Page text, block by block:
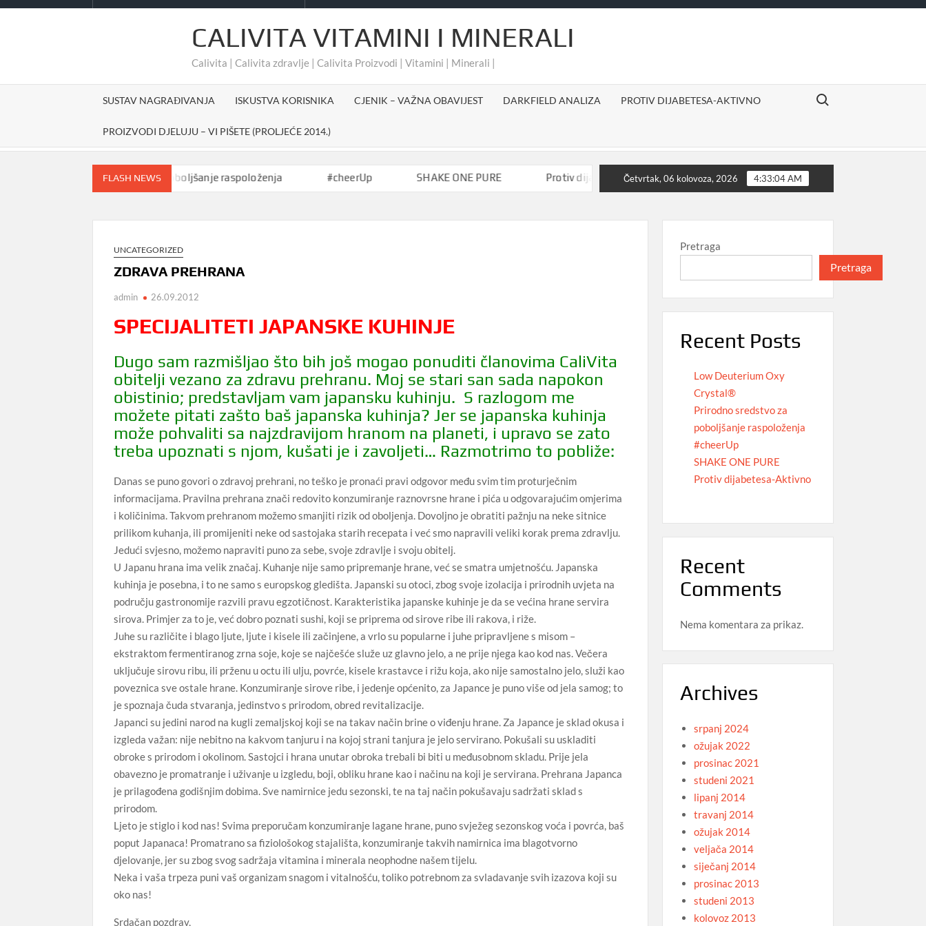
CALIVITA VITAMINI I MINERALI
Calivita | Calivita zdravlje | Calivita Proizvodi | Vitamini | Minerali |
SUSTAV NAGRAĐIVANJA ISKUSTVA KORISNIKA CJENIK – VAŽNA OBAVIJEST DARKFIELD ANALIZA PROTIV DIJABETESA-AKTIVNO
PROIZVODI DJELUJU – VI PIŠETE (PROLJEĆE 2014.)
Search for:
FLASH NEWS
Prirodno sredstvo za poboljšanje raspoloženja #cheerUp SHAKE ONE PURE Protiv dijabetesa-Aktivno Izvor sigurne i ugodne mirovine
Četvrtak, 06 kolovoza, 2026 4:33:04 AM
UNCATEGORIZED
ZDRAVA PREHRANA
admin 26.09.2012
SPECIJALITETI JAPANSKE KUHINJE
Dugo sam razmišljao što bih još mogao ponuditi članovima CaliVita
obitelji vezano za zdravu prehranu. Moj se stari san sada napokon
obistinio; predstavljam vam japansku kuhinju. S razlogom me
možete pitati zašto baš japanska kuhinja? Jer se japanska kuhinja
može pohvaliti sa najzdravijom hranom na planeti, i upravo se zato
treba upoznati s njom, kušati je i zavoljeti… Razmotrimo to pobliže:
Danas se puno govori o zdravoj prehrani, no teško je pronaći pravi odgovor među svim tim proturječnim
informacijama. Pravilna prehrana znači redovito konzumiranje raznovrsne hrane i pića u odgovarajućim omjerima
i količinima. Takvom prehranom možemo smanjiti rizik od oboljenja. Dovoljno je obratiti pažnju na neke sitnice
prilikom kuhanja, ili promijeniti neke od sastojaka starih recepata i već smo napravili veliki korak prema zdravlju.
Jedući svjesno, možemo napraviti puno za sebe, svoje zdravlje i svoju obitelj.
U Japanu hrana ima velik značaj. Kuhanje nije samo pripremanje hrane, već se smatra umjetnošću. Japanska
kuhinja je posebna, i to ne samo s europskog gledišta. Japanski su otoci, zbog svoje izolacija i prirodnih uvjeta na
području gastronomije razvili pravu egzotičnost. Karakteristika japanske kuhinje je da se većina hrane servira
sirova. Primjer za to je, već dobro poznati sushi, koji se priprema od sirove ribe ili rakova, i riže.
Juhe su različite i blago ljute, ljute i kisele ili začinjene, a vrlo su popularne i juhe pripravljene s misom –
ekstraktom fermentiranog zrna soje, koje se najčešće služe uz glavno jelo, a ne prije njega kao kod nas. Večera
uključuje sirovu ribu, ili prženu u octu ili ulju, povrće, kisele krastavce i rižu koja, ako nije samostalno jelo, služi kao
poveznica sve ostale hrane. Konzumiranje sirove ribe, i jedenje općenito, za Japance je puno više od jela samog; to
je spoznaja čuda stvaranja, jedinstvo s prirodom, obred revitalizacije.
Japanci su jedini narod na kugli zemaljskoj koji se na takav način brine o viđenju hrane. Za Japance je sklad okusa i
izgleda važan: nije nebitno na kakvom tanjuru i na kojoj strani tanjura je jelo servirano. Pokušali su uskladiti
obroke s prirodom i okolinom. Sastojci i hrana unutar obroka trebali bi biti u međusobnom skladu. Prije jela
obavezno je promatranje i uživanje u izgledu, boji, obliku hrane kao i načinu na koji je servirana. Prehrana Japanca
je prilagođena godišnjim dobima. Sve namirnice jedu sezonski, te na taj način pokušavaju sadržati sklad s
prirodom.
Ljeto je stiglo i kod nas! Svima preporučam konzumiranje lagane hrane, puno svježeg sezonskog voća i povrća, baš
poput Japanaca! Promatrano sa fiziološokog stajališta, konzumiranje takvih namirnica ima blagotvorno
djelovanje, jer su zbog svog sadržaja vitamina i minerala neophodne našem tijelu.
Neka i vaša trpeza puni vaš organizam snagom i vitalnošću, toliko potrebnom za svladavanje svih izazova koji su
oko nas!
Srdačan pozdrav,
Pretraga
Pretraga
Recent Posts
Low Deuterium Oxy
Crystal®
Prirodno sredstvo za
poboljšanje raspoloženja
#cheerUp
SHAKE ONE PURE
Protiv dijabetesa-Aktivno
Recent
Comments
Nema komentara za prikaz.
Archives
srpanj 2024
ožujak 2022
prosinac 2021
studeni 2021
lipanj 2014
travanj 2014
ožujak 2014
veljača 2014
siječanj 2014
prosinac 2013
studeni 2013
kolovoz 2013